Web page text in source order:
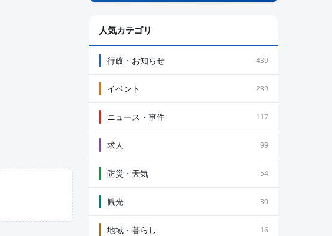
人気カテゴリ
行政・お知らせ 439
イベント 239
ニュース・事件 117
求人 99
防災・天気 54
観光 30
地域・暮らし 16